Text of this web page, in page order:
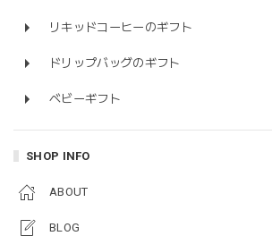
リキッドコーヒーのギフト
ドリップバッグのギフト
ベビーギフト
SHOP INFO
ABOUT
BLOG